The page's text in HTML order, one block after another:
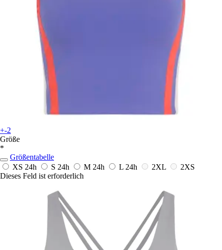
+-2
Größe
*
Größentabelle
XS 24h S 24h M 24h L 24h 2XL
2XS
Dieses Feld ist erforderlich